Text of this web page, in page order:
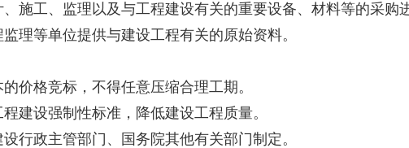
、监理以及与工程建设有关的重要设备、材料等的采购进
等单位提供与建设工程有关的原始资料。
格竞标，不得任意压缩合理工期。
设强制性标准，降低建设工程质量。
政主管部门、国务院其他有关部门制定。